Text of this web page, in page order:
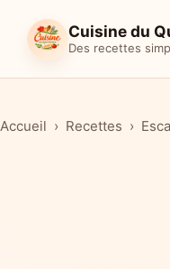
Cuisine du
Des recettes
Accueil Recettes